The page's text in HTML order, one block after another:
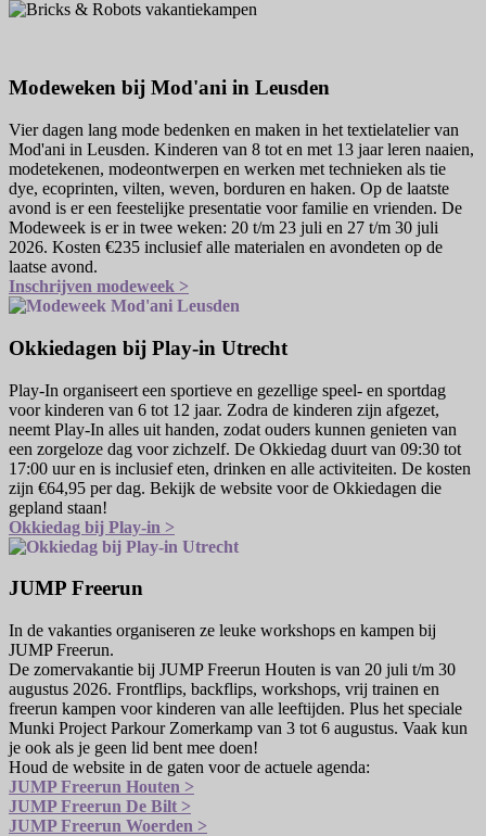
Modeweken bij Mod'ani in Leusden
Vier dagen lang mode bedenken en maken in het textielatelier van
Mod'ani in Leusden. Kinderen van 8 tot en met 13 jaar leren naaien,
modetekenen, modeontwerpen en werken met technieken als tie
dye, ecoprinten, vilten, weven, borduren en haken. Op de laatste
avond is er een feestelijke presentatie voor familie en vrienden. De
Modeweek is er in twee weken: 20 t/m 23 juli en 27 t/m 30 juli
2026. Kosten €235 inclusief alle materialen en avondeten op de
laatse avond.
Inschrijven modeweek >
Okkiedagen bij Play-in Utrecht
Play-In organiseert een sportieve en gezellige speel- en sportdag
voor kinderen van 6 tot 12 jaar. Zodra de kinderen zijn afgezet,
neemt Play-In alles uit handen, zodat ouders kunnen genieten van
een zorgeloze dag voor zichzelf. De Okkiedag duurt van 09:30 tot
17:00 uur en is inclusief eten, drinken en alle activiteiten. De kosten
zijn €64,95 per dag. Bekijk de website voor de Okkiedagen die
gepland staan!
Okkiedag bij Play-in >
JUMP Freerun
In de vakanties organiseren ze leuke workshops en kampen bij
JUMP Freerun.
De zomervakantie bij JUMP Freerun Houten is van 20 juli t/m 30
augustus 2026. Frontflips, backflips, workshops, vrij trainen en
freerun kampen voor kinderen van alle leeftijden. Plus het speciale
Munki Project Parkour Zomerkamp van 3 tot 6 augustus. Vaak kun
je ook als je geen lid bent mee doen!
Houd de website in de gaten voor de actuele agenda:
JUMP Freerun Houten >
JUMP Freerun De Bilt >
JUMP Freerun Woerden >